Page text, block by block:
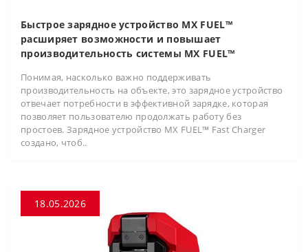
Быстрое зарядное устройство MX FUEL™
расширяет возможности и повышает
производительность системы MX FUEL™
Понимая, насколько важно поддерживать
производительность на объекте, это зарядное устройство
отвечает потребности в эффективной зарядке, которая
позволяет пользователю продолжать работу без
простоев. Зарядное устройство MX FUEL™ Fast Charger
создано, чтоб..
18.05.2026